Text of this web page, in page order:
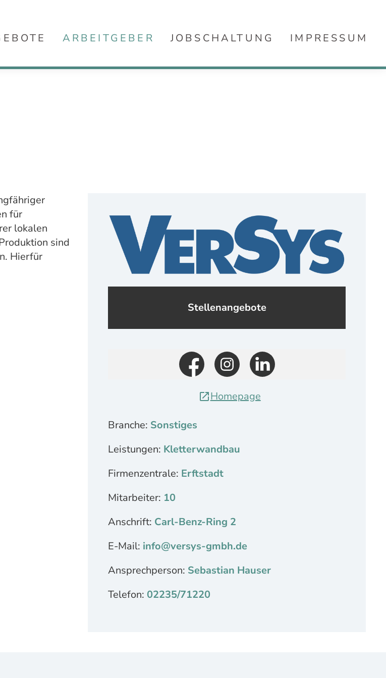
ARBEITGEBER JOBSCHALTUNG IMPRESSUM
für
lokalen
sind
Hierfür
Stellenangebote
Homepage
Branche: Sonstiges
Leistungen: Kletterwandbau
Firmenzentrale: Erftstadt
Mitarbeiter: 10
Anschrift: Carl-Benz-Ring 2
E-Mail: info@versys-gmbh.de
Ansprechperson: Sebastian Hauser
Telefon: 02235/71220